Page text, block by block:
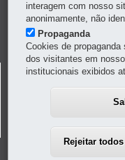
Principal
Revista
Saude
Av. Victor Ferreira do
interagem com nosso
anonimamente, não
Propaganda
Cookies de
dos visitantes em
institucionais exibidos
Rejeitar